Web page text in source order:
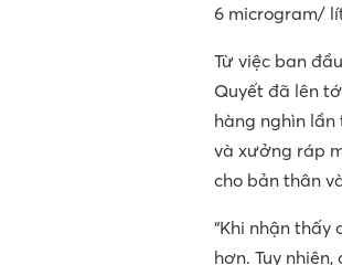
6 microgram/
Từ việc ban
Quyết đã lên
hàng nghìn
và xưởng ráp
cho bản thân
“Khi nhận thấy
hơn. Tuy